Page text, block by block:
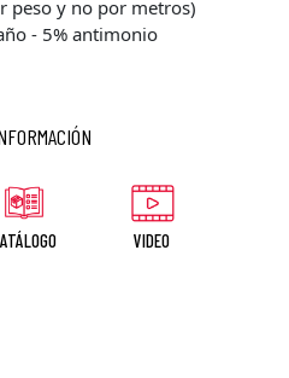
peso y no por metros)
- 5% antimonio
VIDEO